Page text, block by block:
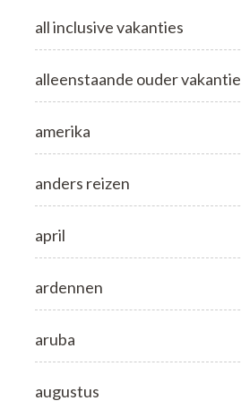
all inclusive vakanties
alleenstaande ouder vakantie
amerika
anders reizen
april
ardennen
aruba
augustus